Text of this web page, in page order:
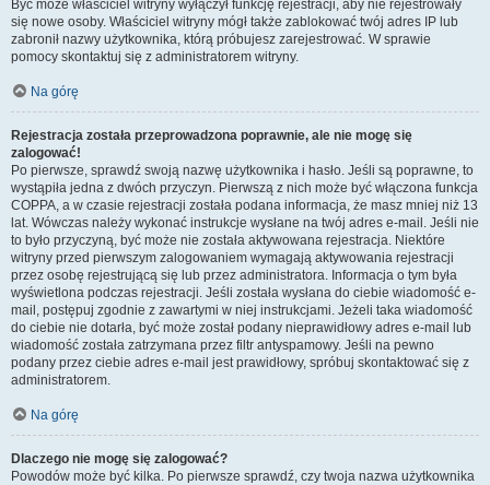
Być może właściciel witryny wyłączył funkcję rejestracji, aby nie rejestrowały
się nowe osoby. Właściciel witryny mógł także zablokować twój adres IP lub
zabronił nazwy użytkownika, którą próbujesz zarejestrować. W sprawie
pomocy skontaktuj się z administratorem witryny.
Na górę
Rejestracja została przeprowadzona poprawnie, ale nie mogę się
zalogować!
Po pierwsze, sprawdź swoją nazwę użytkownika i hasło. Jeśli są poprawne, to
wystąpiła jedna z dwóch przyczyn. Pierwszą z nich może być włączona funkcja
COPPA, a w czasie rejestracji została podana informacja, że masz mniej niż 13
lat. Wówczas należy wykonać instrukcje wysłane na twój adres e-mail. Jeśli nie
to było przyczyną, być może nie została aktywowana rejestracja. Niektóre
witryny przed pierwszym zalogowaniem wymagają aktywowania rejestracji
przez osobę rejestrującą się lub przez administratora. Informacja o tym była
wyświetlona podczas rejestracji. Jeśli została wysłana do ciebie wiadomość e-
mail, postępuj zgodnie z zawartymi w niej instrukcjami. Jeżeli taka wiadomość
do ciebie nie dotarła, być może został podany nieprawidłowy adres e-mail lub
wiadomość została zatrzymana przez filtr antyspamowy. Jeśli na pewno
podany przez ciebie adres e-mail jest prawidłowy, spróbuj skontaktować się z
administratorem.
Na górę
Dlaczego nie mogę się zalogować?
Powodów może być kilka. Po pierwsze sprawdź, czy twoja nazwa użytkownika